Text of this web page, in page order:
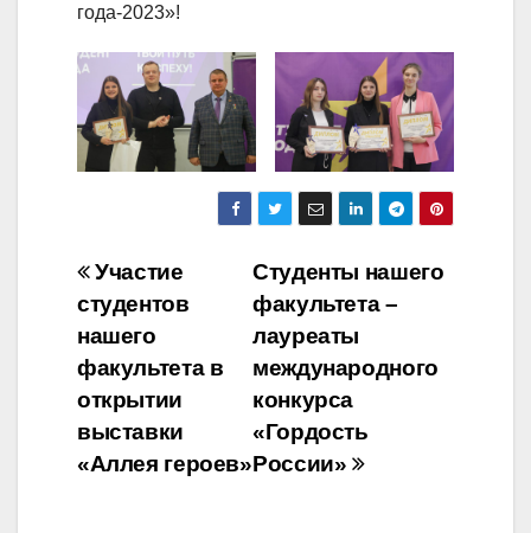
года-2023»!
Навигация
по
записям
Студенты нашего
факультета –
лауреаты
международного
конкурса
«Гордость
России»
Участие
студентов
нашего
факультета в
открытии
выставки
«Аллея героев»